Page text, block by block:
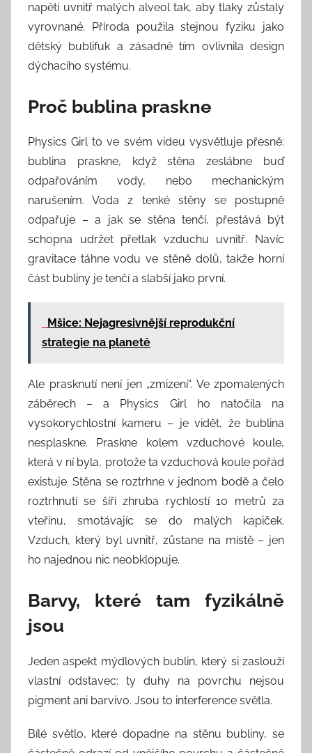
napětí uvnitř malých alveol tak, aby tlaky zůstaly
vyrovnané. Příroda použila stejnou fyziku jako
dětský bublifuk a zásadně tím ovlivnila design
dýchacího systému.
Proč bublina praskne
Physics Girl to ve svém videu vysvětluje přesně:
bublina praskne, když stěna zeslábne buď
odpařováním vody, nebo mechanickým
narušením. Voda z tenké stěny se postupně
odpařuje – a jak se stěna tenčí, přestává být
schopna udržet přetlak vzduchu uvnitř. Navíc
gravitace táhne vodu ve stěně dolů, takže horní
část bubliny je tenčí a slabší jako první.
Mšice: Nejagresivnější reprodukční
strategie na planetě
Ale prasknutí není jen „zmizení“. Ve zpomalených
záběrech – a Physics Girl ho natočila na
vysokorychlostní kameru – je vidět, že bublina
nesplaskne. Praskne kolem vzduchové koule,
která v ní byla, protože ta vzduchová koule pořád
existuje. Stěna se roztrhne v jednom bodě a čelo
roztrhnutí se šíří zhruba rychlostí 10 metrů za
vteřinu, smotávajíc se do malých kapiček.
Vzduch, který byl uvnitř, zůstane na místě – jen
ho najednou nic neobklopuje.
Barvy, které tam fyzikálně
jsou
Jeden aspekt mýdlových bublin, který si zaslouží
vlastní odstavec: ty duhy na povrchu nejsou
pigment ani barvivo. Jsou to interference světla.
Bílé světlo, které dopadne na stěnu bubliny, se